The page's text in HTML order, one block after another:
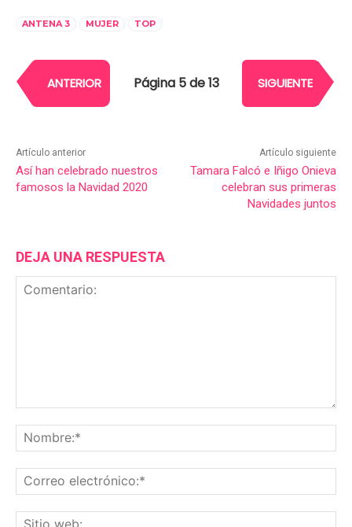
ANTENA 3 MUJER TOP
ANTERIOR Página 5 de 13 SIGUIENTE
Artículo anterior
Así han celebrado nuestros
famosos la Navidad 2020
Artículo siguiente
Tamara Falcó e Iñigo Onieva
celebran sus primeras
Navidades juntos
DEJA UNA RESPUESTA